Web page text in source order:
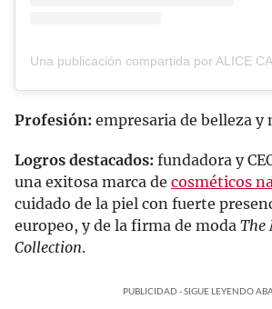
Profesión: empresaria de belleza y
Logros destacados: fundadora y
una exitosa marca de cosméticos
cuidado de la piel con fuerte
europeo, y de la firma de moda The
Collection.
PUBLICIDAD - SIGUE LEYENDO